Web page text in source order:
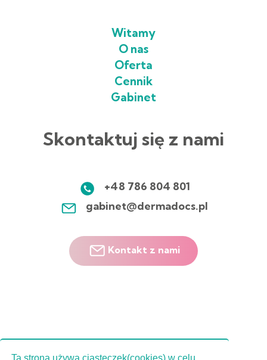
Ta strona używa ciasteczek(cookies) w celu
Witamy
O nas
Oferta
Cennik
Gabinet
Skontaktuj się z nami
+48 786 804 801
gabinet@dermadocs.pl
Kontakt z nami